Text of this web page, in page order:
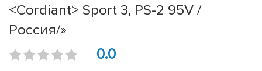
<Cordiant> Sport 3, PS-2 95V /
Россия/»
0.0